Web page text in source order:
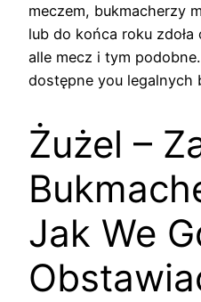
meczem, bukmacherzy
lub do końca roku
alle mecz i tym
dostępne you legalnych
Żużel –
Jak We